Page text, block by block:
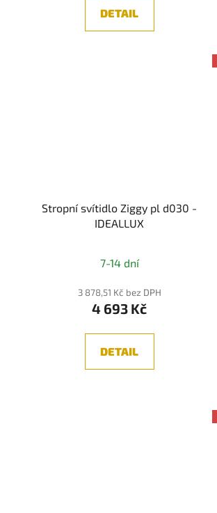
DETAIL
Stropní svítidlo Ziggy pl d030 -
IDEALLUX
7-14 dní
3 878,51 Kč bez DPH
4 693 Kč
DETAIL